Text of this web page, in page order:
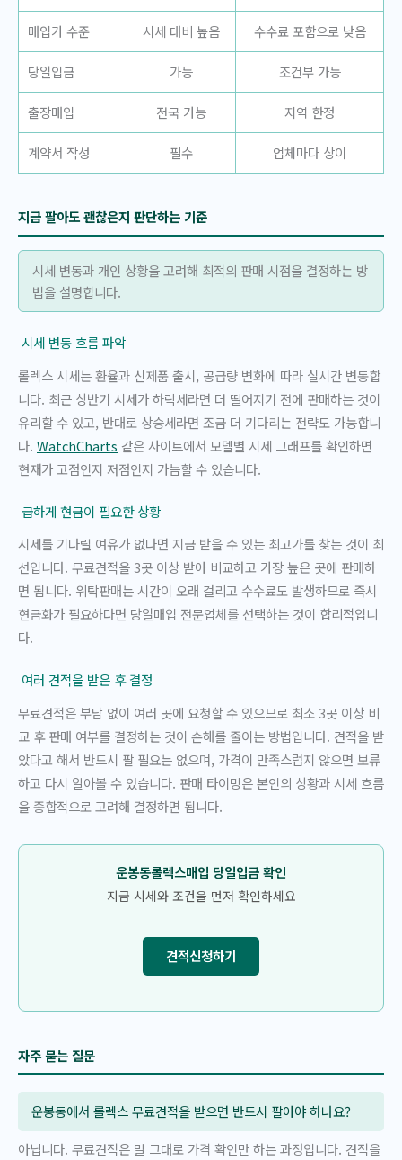
매입가 수준 시세 대비 높음 수수료 포함으로 낮음
당일입금 가능 조건부 가능
출장매입 전국 가능 지역 한정
계약서 작성 필수 업체마다 상이
지금 팔아도 괜찮은지 판단하는 기준
시세 변동과 개인 상황을 고려해 최적의 판매 시점을 결정하는 방
법을 설명합니다.
시세 변동 흐름 파악
롤렉스 시세는 환율과 신제품 출시, 공급량 변화에 따라 실시간 변동합
니다. 최근 상반기 시세가 하락세라면 더 떨어지기 전에 판매하는 것이
유리할 수 있고, 반대로 상승세라면 조금 더 기다리는 전략도 가능합니
다. WatchCharts 같은 사이트에서 모델별 시세 그래프를 확인하면
현재가 고점인지 저점인지 가늠할 수 있습니다.
급하게 현금이 필요한 상황
시세를 기다릴 여유가 없다면 지금 받을 수 있는 최고가를 찾는 것이 최
선입니다. 무료견적을 3곳 이상 받아 비교하고 가장 높은 곳에 판매하
면 됩니다. 위탁판매는 시간이 오래 걸리고 수수료도 발생하므로 즉시
현금화가 필요하다면 당일매입 전문업체를 선택하는 것이 합리적입니
다.
여러 견적을 받은 후 결정
무료견적은 부담 없이 여러 곳에 요청할 수 있으므로 최소 3곳 이상 비
교 후 판매 여부를 결정하는 것이 손해를 줄이는 방법입니다. 견적을 받
았다고 해서 반드시 팔 필요는 없으며, 가격이 만족스럽지 않으면 보류
하고 다시 알아볼 수 있습니다. 판매 타이밍은 본인의 상황과 시세 흐름
을 종합적으로 고려해 결정하면 됩니다.
운봉동롤렉스매입 당일입금 확인
지금 시세와 조건을 먼저 확인하세요
견적신청하기
자주 묻는 질문
운봉동에서 롤렉스 무료견적을 받으면 반드시 팔아야 하나요?
아닙니다. 무료견적은 말 그대로 가격 확인만 하는 과정입니다. 견적을